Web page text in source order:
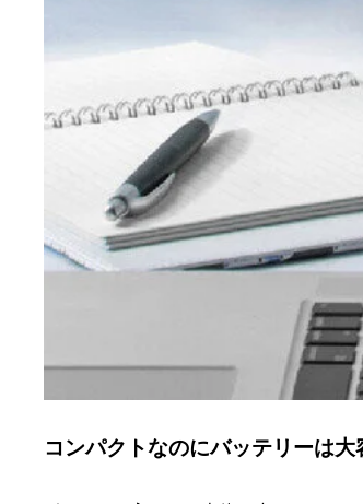
コンパクトなのにバッテリーは大